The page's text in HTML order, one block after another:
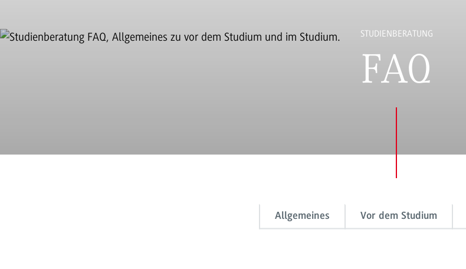
STUDIENBERATUNG
FAQ
Allgemeines Vor dem Studium